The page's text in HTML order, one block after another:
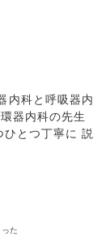
内科と呼吸器内
器内科の先生
とつ丁寧に 説
た